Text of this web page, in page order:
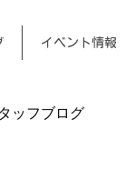
イベント情報
ッフブログ